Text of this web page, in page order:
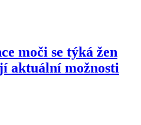
moči se týká žen
aktuální možnosti